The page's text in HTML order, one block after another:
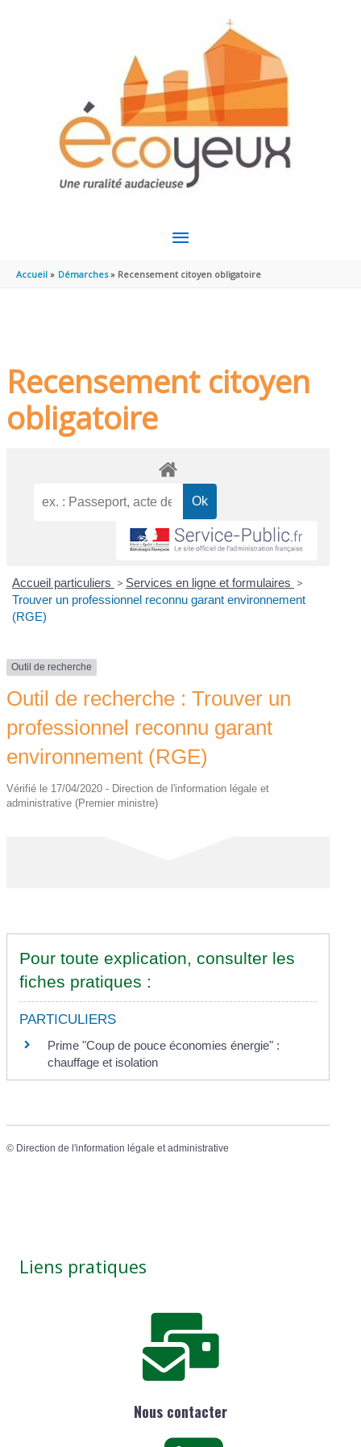
MENU
PRINCIPAL
Accueil Démarches Recensement citoyen obligatoire
Recensement citoyen
obligatoire
Accueil particuliers > Services en ligne et formulaires >
Trouver un professionnel reconnu garant environnement
(RGE)
Outil de recherche
Outil de recherche : Trouver un
professionnel reconnu garant
environnement (RGE)
Vérifié le 17/04/2020 - Direction de l'information légale et
administrative (Premier ministre)
Pour toute explication, consulter les
fiches pratiques :
PARTICULIERS
Prime "Coup de pouce économies énergie" :
chauffage et isolation
© Direction de l'information légale et administrative
Liens pratiques
Nous contacter